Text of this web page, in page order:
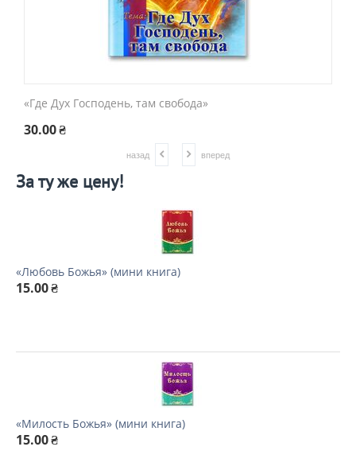
«Где Дух Господень, там свобода»
30.00₴
назад вперед
За ту же цену!
«Любовь Божья» (мини книга)
15.00₴
«Милость Божья» (мини книга)
15.00₴